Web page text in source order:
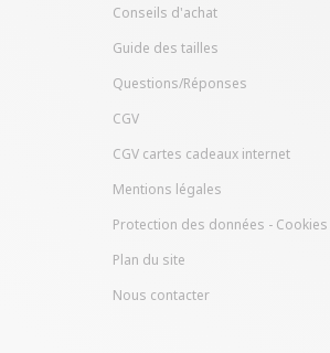
Conseils d'achat
Guide des tailles
Questions/Réponses
CGV
CGV cartes cadeaux internet
Mentions légales
Protection des données - Cookies
Plan du site
Nous contacter